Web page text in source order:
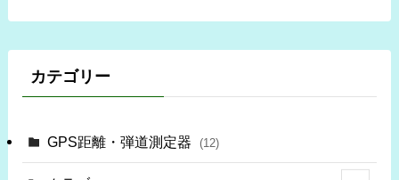
カテゴリー
GPS距離・弾道測定器 (12)